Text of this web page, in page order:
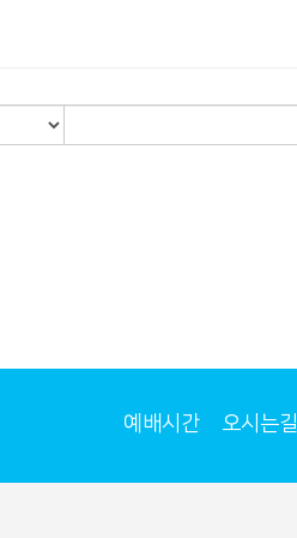
예배시간 오시는길